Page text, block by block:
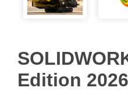
Edition 2026